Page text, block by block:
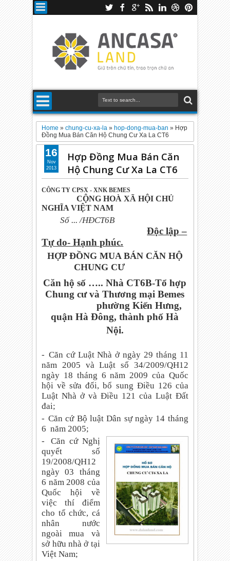
Home »chung-cu-xa-la »hop-dong-mua-ban » Hợp
Đồng Mua Bán Căn Hộ Chung Cư Xa La CT6
Hợp Đồng Mua Bán Căn
Hộ Chung Cư Xa La CT6
CÔNG TY CPSX - XNK BEMES
CỘNG HOÀ XÃ HỘI CHỦ
NGHĨA VIỆT NAM
Số ... /HĐCT6B
Độc lập –
Tự do- Hạnh phúc.
HỢP ĐỒNG MUA BÁN CĂN HỘ
CHUNG CƯ
Căn hộ số ….. Nhà CT6B-Tổ hợp
Chung cư và Thương mại Bemes
phường Kiến Hưng,
quận Hà Đông, thành phố Hà
Nội.
- Căn cứ Luật Nhà ở ngày 29 tháng 11
năm 2005 và Luật số 34/2009/QH12
ngày 18 tháng 6 năm 2009 của Quốc
hội về sửa đổi, bổ sung Điều 126 của
Luật Nhà ở và Điều 121 của Luật Đất
đai;
- Căn cứ Bộ luật Dân sự ngày 14 tháng
6 năm 2005;
-
Căn cứ Nghị
quyết số
19/2008/QH12
ngày 03 tháng
6 năm 2008 của
Quốc hội về
việc thí điểm
cho tổ chức, cá
nhân nước
ngoài mua và
sở hữu nhà ở tại
Việt Nam;
16
Nov
2013